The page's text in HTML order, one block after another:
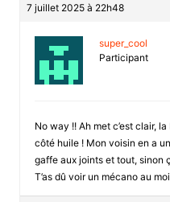
7 juillet 2025 à 22h48
super_cool
Participant
No way !! Ah met c’est clair,
côté huile ! Mon voisin en a
gaffe aux joints et tout, sinon
T’as dû voir un mécano au